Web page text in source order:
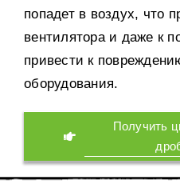
попадет в воздух, что
вентилятора и даже к
привести к
оборудования.
Получить